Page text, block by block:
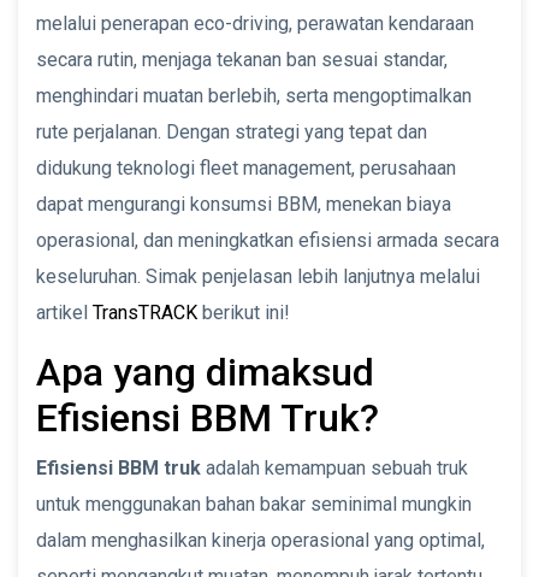
melalui penerapan eco-driving, perawatan kendaraan
secara rutin, menjaga tekanan ban sesuai standar,
menghindari muatan berlebih, serta mengoptimalkan
rute perjalanan. Dengan strategi yang tepat dan
didukung teknologi fleet management, perusahaan
dapat mengurangi konsumsi BBM, menekan biaya
operasional, dan meningkatkan efisiensi armada secara
keseluruhan. Simak penjelasan lebih lanjutnya melalui
artikel TransTRACK berikut ini!
Apa yang dimaksud
Efisiensi BBM Truk?
Efisiensi BBM truk adalah kemampuan sebuah truk
untuk menggunakan bahan bakar seminimal mungkin
dalam menghasilkan kinerja operasional yang optimal,